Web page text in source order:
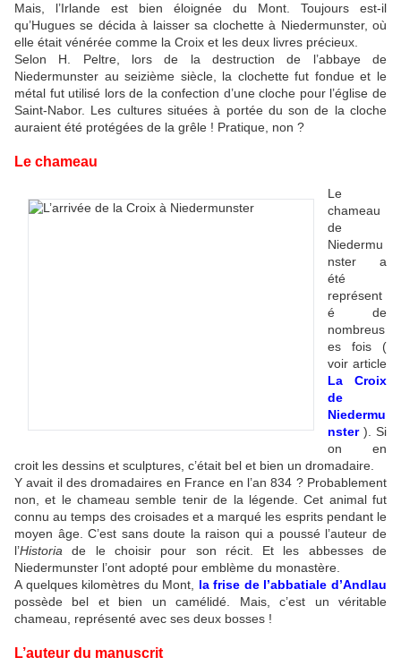
Mais, l’Irlande est bien éloignée du Mont. Toujours est-il
qu’Hugues se décida à laisser sa clochette à Niedermunster, où
elle était vénérée comme la Croix et les deux livres précieux.
Selon H. Peltre, lors de la destruction de l’abbaye de
Niedermunster au seizième siècle, la clochette fut fondue et le
métal fut utilisé lors de la confection d’une cloche pour l’église de
Saint-Nabor. Les cultures situées à portée du son de la cloche
auraient été protégées de la grêle ! Pratique, non ?
Le chameau
Le
chameau
de
Niedermu
nster a
été
représent
é de
nombreus
es fois (
voir article
La Croix
de
Niedermu
nster). Si
on en
croit les dessins et sculptures, c’était bel et bien un dromadaire.
Y avait il des dromadaires en France en l’an 834 ? Probablement
non, et le chameau semble tenir de la légende. Cet animal fut
connu au temps des croisades et a marqué les esprits pendant le
moyen âge. C’est sans doute la raison qui a poussé l’auteur de
l’Historia de le choisir pour son récit. Et les abbesses de
Niedermunster l’ont adopté pour emblème du monastère.
A quelques kilomètres du Mont, la frise de l’abbatiale d’Andlau
possède bel et bien un camélidé. Mais, c’est un véritable
chameau, représenté avec ses deux bosses !
L’auteur du manuscrit